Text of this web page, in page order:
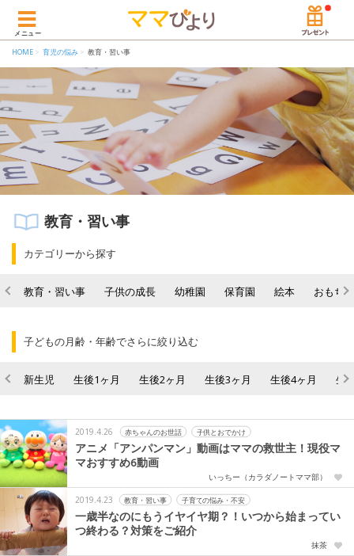
メニュー
HOME 育児の悩み 教育・習い事
教育・習い事
カテゴリーから探す
教育・習い事 子供の成長 幼稚園 保育園 絵本 おもち
子どもの月齢・年齢でさらに絞り込む
新生児 生後1ヶ月 生後2ヶ月 生後3ヶ月 生後4ヶ月 生
2019.4.26 赤ちゃんのお世話 子供とおでかけ
アニメ「アンパンマン」動画はママの救世主！現役マ
マおすすめ6動画
いっちー（カラダノートママ部）
2019.4.23 教育・習い事 子育ての悩み・不安
一歳半なのにもうイヤイヤ期？！いつから始まってい
つ終わる？対策をご紹介
抹茶